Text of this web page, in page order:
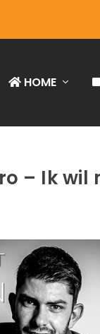
HOME
– Ik wil